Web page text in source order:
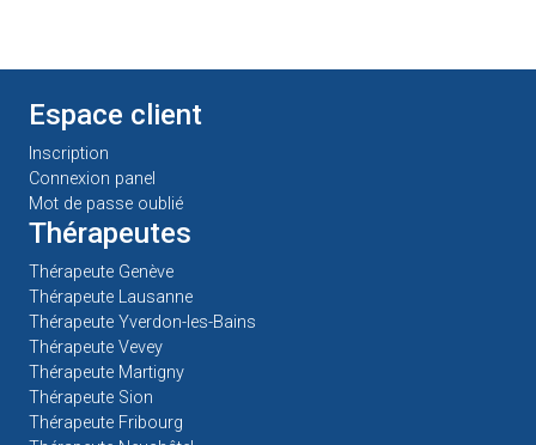
Espace client
Inscription
Connexion panel
Mot de passe oublié
Thérapeutes
Thérapeute Genève
Thérapeute Lausanne
Thérapeute Yverdon-les-Bains
Thérapeute Vevey
Thérapeute Martigny
Thérapeute Sion
Thérapeute Fribourg